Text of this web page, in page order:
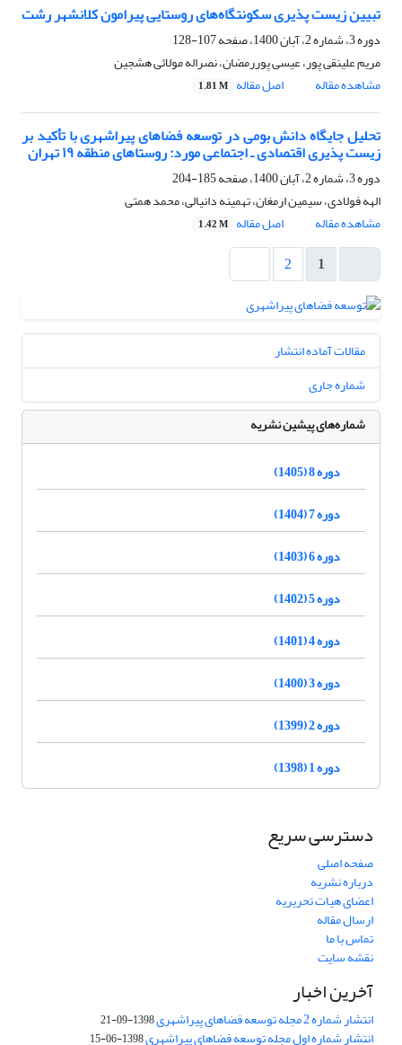
تبیین زیست پذیری سکونتگاه‌های روستایی پیرامون کلانشهر رشت
دوره 3، شماره 2، آبان 1400، صفحه
107-128
مریم علینقی پور، عیسی پوررمضان، نصراله مولائی هشجین
مشاهده مقاله
اصل مقاله 1.81 M
تحلیل جایگاه دانش بومی در توسعه فضاهای پیراشهری با تأکید بر
زیست پذیری اقتصادی ـ اجتماعی مورد: روستاهای منطقه ۱۹ تهران
دوره 3، شماره 2، آبان 1400، صفحه
185-204
الهه فولادی، سیمین ارمغان، تهمینه دانیالی، محمد همتی
مشاهده مقاله
اصل مقاله 1.42 M
1
2
مقالات آماده انتشار
شماره جاری
شماره‌های پیشین نشریه
دوره 8 (1405)
دوره 7 (1404)
دوره 6 (1403)
دوره 5 (1402)
دوره 4 (1401)
دوره 3 (1400)
دوره 2 (1399)
دوره 1 (1398)
دسترسی سریع
صفحه اصلی
درباره نشریه
اعضای هیات تحریریه
ارسال مقاله
تماس با ما
نقشه سایت
آخرین اخبار
انتشار شماره 2 مجله توسعه فضاهای پیراشهری 1398-09-21
انتشار شماره اول مجله توسعه فضاهای پیراشهری1398-06-15